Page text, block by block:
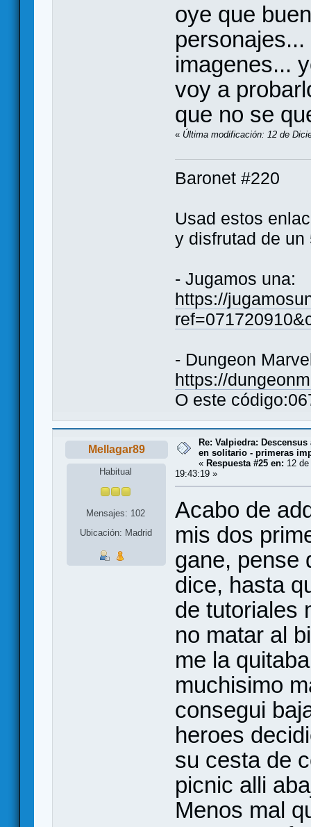
oye que
imagenes...
voy a
que no se
« Última modificación: 12 de
Baronet #220
Usad estos
y disfrutad de un
- Jugamos una:
https://
- Dungeon
https://
O este
Mellagar89
Habitual
Mensajes: 102
Ubicación: Madrid
Re: Valpiedra:
en solitario - primeras
« Respuesta #25 en: 12
19:43:19 »
Acabo de
mis dos
gane, pense
dice, hasta
de tutoriales
no matar al
me la
muchisimo
consegui
heroes
su cesta de
picnic alli
Menos mal